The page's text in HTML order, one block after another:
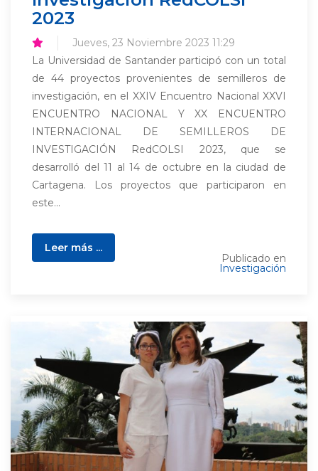
2023
Jueves, 23 Noviembre 2023 11:29
La Universidad de Santander participó con un total
de 44 proyectos provenientes de semilleros de
investigación, en el XXIV Encuentro Nacional XXVI
ENCUENTRO NACIONAL Y XX ENCUENTRO
INTERNACIONAL DE SEMILLEROS DE
INVESTIGACIÓN RedCOLSI 2023, que se
desarrolló del 11 al 14 de octubre en la ciudad de
Cartagena. Los proyectos que participaron en
este...
Leer más ...
Publicado en
Investigación